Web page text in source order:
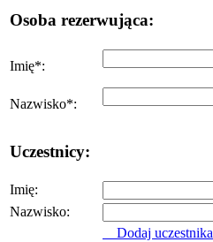
Osoba rezerwująca:
Imię*:
Nazwisko*:
Uczestnicy:
Imię:
Nazwisko:
Dodaj uczestnika